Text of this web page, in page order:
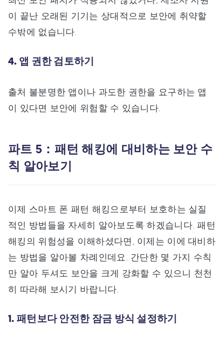
이 끝난 오래된 기기는 상대적으로 보안에 취약할
수밖에 없습니다.
4. 앱 권한 검토하기
출처 불분명한 앱이나 과도한 권한을 요구하는 앱
이 있다면 보안에 위험할 수 있습니다.
파트 5：패턴 해킹에 대비하는 보안 수
칙 알아보기
이제 스마트 폰 패턴 해킹으로부터 보호하는 실질
적인 방법들을 자세히 알아보도록 하겠습니다. 패턴
해킹의 위험성을 이해하셨다면, 이제는 이에 대비하
는 방법을 알아볼 차례인데요. 간단한 몇 가지 수칙
만 알아 두셔도 보안을 크게 강화할 수 있으니 천천
히 따라해 보시기 바랍니다.
1. 패턴보다 안전한 잠금 방식 설정하기